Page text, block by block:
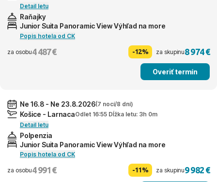
Detail letu
Raňajky
Junior Suita Panoramic View Výhľad na more
Popis hotela od CK
za osobu4 487 € -12% za skupinu8 974 €
Overiť termín
Ne 16.8 - Ne 23.8.2026(7 nocí/8 dní)
Košice - LarnacaOdlet 16:55 Dĺžka letu: 3h 0m
Detail letu
Polpenzia
Junior Suita Panoramic View Výhľad na more
Popis hotela od CK
za osobu4 991 € -11% za skupinu9 982 €